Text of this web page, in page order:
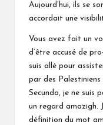
Aujourd’hui, ils se
accordait une
Vous avez fait un
d’être accusé de
suis allé pour
par des
Secundo, je ne suis
un regard amazigh.
définition du mot